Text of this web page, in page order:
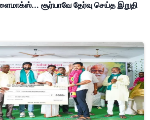
சூர்யாவே தேர்வு செய்த இறுதி